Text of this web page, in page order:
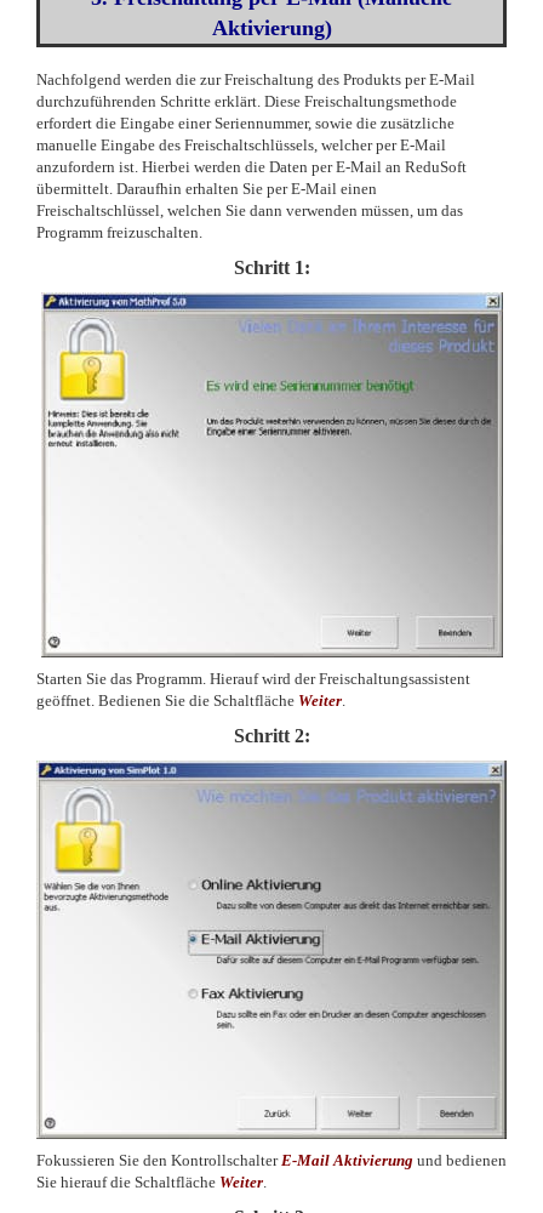
Aktivierung)
Nachfolgend werden die zur Freischaltung des Produkts per E-Mail
durchzuführenden Schritte erklärt. Diese Freischaltungsmethode
erfordert die Eingabe einer Seriennummer, sowie die zusätzliche
manuelle Eingabe des Freischaltschlüssels, welcher per E-Mail
anzufordern ist. Hierbei werden die Daten per E-Mail an ReduSoft
übermittelt. Daraufhin erhalten Sie per E-Mail einen
Freischaltschlüssel, welchen Sie dann verwenden müssen, um das
Programm freizuschalten.
Schritt 1:
Starten Sie das Programm. Hierauf wird der Freischaltungsassistent
geöffnet. Bedienen Sie die Schaltfläche Weiter
Schritt 2:
Fokussieren Sie den Kontrollschalter E-Mail Aktivierung und bedienen
Sie hierauf die Schaltfläche Weiter